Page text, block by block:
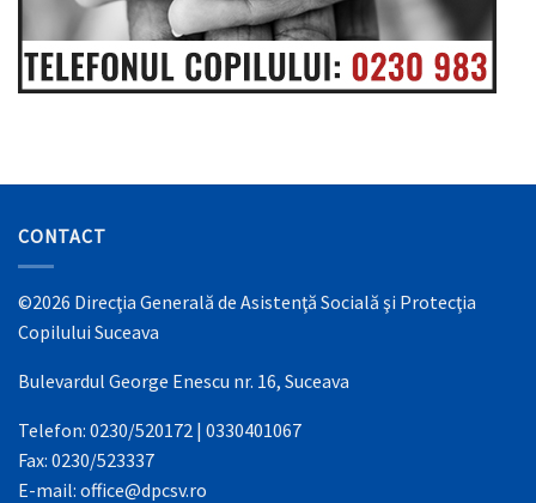
CONTACT
©2026 Direcţia Generală de Asistenţă Socială şi Protecţia
Copilului Suceava
Bulevardul George Enescu nr. 16, Suceava
Telefon: 0230/520172 | 0330401067
Fax: 0230/523337
E-mail: office@dpcsv.ro